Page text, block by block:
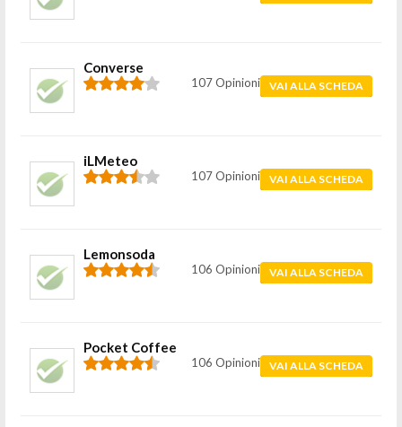
Converse
107 Opinioni VAI ALLA SCHEDA
iLMeteo
107 Opinioni VAI ALLA SCHEDA
Lemonsoda
106 Opinioni VAI ALLA SCHEDA
Pocket Coffee
106 Opinioni VAI ALLA SCHEDA